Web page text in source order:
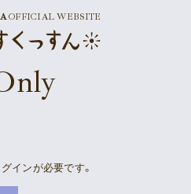
OFFICIAL WEBSITE
インが必要です。